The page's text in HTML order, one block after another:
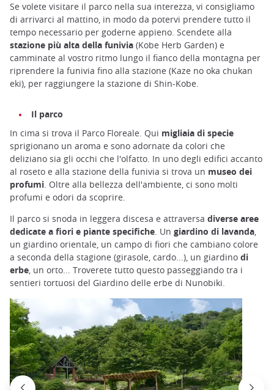
Se volete visitare il parco nella sua interezza, vi consigliamo
di arrivarci al mattino, in modo da potervi prendere tutto il
tempo necessario per goderne appieno. Scendete alla
stazione più alta della funivia (Kobe Herb Garden) e
camminate al vostro ritmo lungo il fianco della montagna per
riprendere la funivia fino alla stazione (Kaze no oka chukan
eki), per raggiungere la stazione di Shin-Kobe.
Il parco
In cima si trova il Parco Floreale. Qui migliaia di specie
sprigionano un aroma e sono adornate da colori che
deliziano sia gli occhi che l'olfatto. In uno degli edifici accanto
al roseto e alla stazione della funivia si trova un museo dei
profumi. Oltre alla bellezza dell'ambiente, ci sono molti
profumi e odori da scoprire.
Il parco si snoda in leggera discesa e attraversa diverse aree
dedicate a fiori e piante specifiche. Un giardino di lavanda,
un giardino orientale, un campo di fiori che cambiano colore
a seconda della stagione (girasole, cardo...), un giardino di
erbe, un orto... Troverete tutto questo passeggiando tra i
sentieri tortuosi del Giardino delle erbe di Nunobiki.